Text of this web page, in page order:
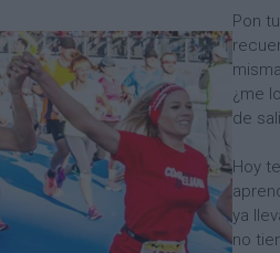
Pon
¿me
de
Hoy
ya
no